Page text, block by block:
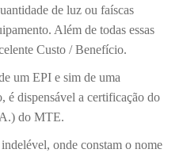
de luz ou faíscas
Além de todas essas
Custo / Benefício.
um EPI e sim de uma
é dispensável a certificação do
do MTE.
onde constam o nome